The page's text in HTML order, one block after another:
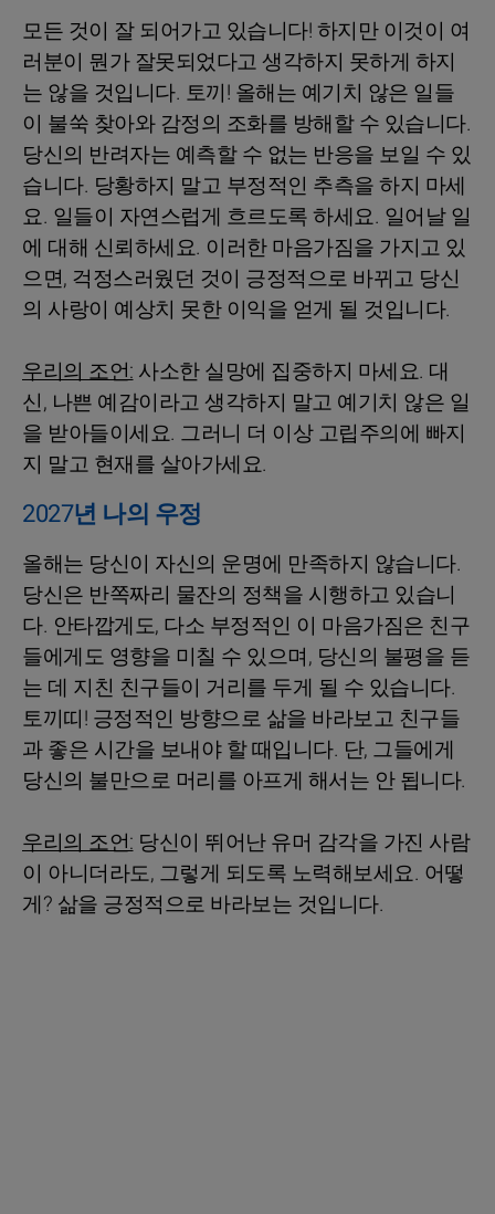
모든 것이 잘 되어가고 있습니다! 하지만 이것이 여
러분이 뭔가 잘못되었다고 생각하지 못하게 하지
는 않을 것입니다. 토끼! 올해는 예기치 않은 일들
이 불쑥 찾아와 감정의 조화를 방해할 수 있습니다.
당신의 반려자는 예측할 수 없는 반응을 보일 수 있
습니다. 당황하지 말고 부정적인 추측을 하지 마세
요. 일들이 자연스럽게 흐르도록 하세요. 일어날 일
에 대해 신뢰하세요. 이러한 마음가짐을 가지고 있
으면, 걱정스러웠던 것이 긍정적으로 바뀌고 당신
의 사랑이 예상치 못한 이익을 얻게 될 것입니다.
우리의 조언:사소한 실망에 집중하지 마세요. 대
신, 나쁜 예감이라고 생각하지 말고 예기치 않은 일
을 받아들이세요. 그러니 더 이상 고립주의에 빠지
지 말고 현재를 살아가세요.
2027년 나의 우정
올해는 당신이 자신의 운명에 만족하지 않습니다.
당신은 반쪽짜리 물잔의 정책을 시행하고 있습니
다. 안타깝게도, 다소 부정적인 이 마음가짐은 친구
들에게도 영향을 미칠 수 있으며, 당신의 불평을 듣
는 데 지친 친구들이 거리를 두게 될 수 있습니다.
토끼띠! 긍정적인 방향으로 삶을 바라보고 친구들
과 좋은 시간을 보내야 할 때입니다. 단, 그들에게
당신의 불만으로 머리를 아프게 해서는 안 됩니다.
우리의 조언:당신이 뛰어난 유머 감각을 가진 사람
이 아니더라도, 그렇게 되도록 노력해보세요. 어떻
게? 삶을 긍정적으로 바라보는 것입니다.